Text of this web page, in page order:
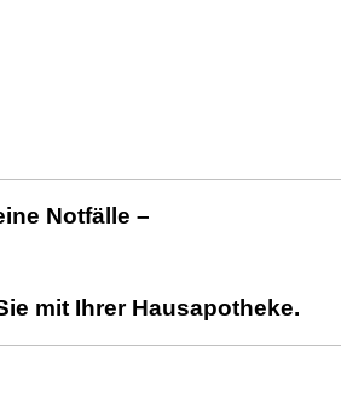
Notfälle –
mit Ihrer Hausapotheke.